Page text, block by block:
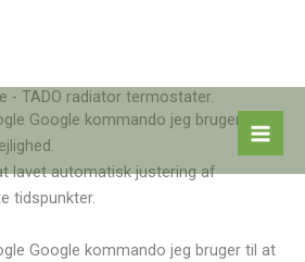
- TADO radiator termostater.
Google kommando jeg bruger til at
lavet automatisk justering af
tidspunkter.
Google kommando jeg bruger til at